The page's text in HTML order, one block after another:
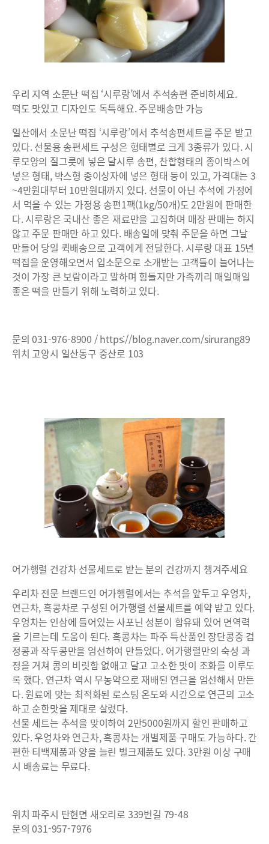
우리 지역 소문난 떡집 ‘시루랑’에서 추석송편 준비하세요.
떡도 맛있고 디자인도 독특해요. 주문배송만 가능
일산에서 소문난 떡집 ‘시루랑’에서 추석송편세트를 주문 받고
있다. 선물용 송편세트 구성은 형태별로 크게 3종류가 있다. 시
루모양의 질그릇에 넣은 달시루 송편, 찬합형태의 종이박스에
넣은 형태, 박스형 종이상자에 넣은 형태 등이 있고, 가격대는 3
~4만원대부터 10만원대까지 있다. 선물이 아닌 추석에 가정에
서 먹을 수 있는 가정용 송편1팩(1kg/50개)도 2만원에 판매한
다. 시루랑은 국내산 좋은 재료만을 고집하며 매장 판매는 하지
않고 주문 판매만 하고 있다. 배송일에 맞춰 주문을 하면 그날
만들어 당일 퀵배송으로 고객에게 전달한다. 시루랑 대표 15년
떡집을 운영해오면서 입소문으로 소개받는 고객들이 늘어나는
것이 가장 큰 보람이라고 말하며 힘들지만 가족끼리 매일매일
좋은 떡을 만들기 위해 노력하고 있다.
문의 031-976-8900 /https://blog.naver.com/sirurang89
위치 고양시 일산동구 중산로 103
어가행렬 건강차 선물세트로 받는 분의 건강까지 챙겨주세요
우리차 전문 브랜드인 어가행렬에서는 추석을 앞두고 우엉차,
연근차, 흑콩차로 구성된 어가행렬 선물세트를 예약 받고 있다.
우엉차는 인삼에 들어있는 사포닌 성분이 함유돼 있어 면역력
을 기르는데 도움이 된다. 흑콩차는 파주 특산품인 장단콩중 검
정콩과 작두콩만을 엄선하여 만들었다. 어가행렬만의 숙성 과
정을 거쳐 콩의 비릿함 없애고 달고 고소한 맛이 조화를 이루도
록 했다. 연근차 역시 무농약으로 재배된 연근을 엄선해서 만든
다. 원료에 맞는 최적화된 로스팅 온도와 시간으로 연근의 고소
하고 순한맛을 제대로 살렸다.
선물 세트는 추석을 맞이하여 2만5000원까지 할인 판매하고
있다. 우엉차와 연근차, 흑콩차는 개별제품 구매도 가능하다. 간
편한 티백제품과 양을 늘린 벌크제품도 있다. 3만원 이상 구매
시 배송료는 무료다.
위치 파주시 탄현면 새오리로 339번길 79-48
문의 031-957-7976